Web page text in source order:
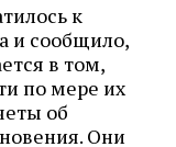
к
и сообщило,
в том,
по мере их
об
Они